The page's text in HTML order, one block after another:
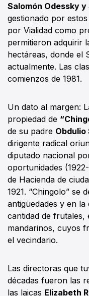
Salomón Odessky
gestionado por
por Vialidad como
permitieron adquirir
hectáreas, donde el
actualmente. Las
comienzos de 1981.
Un dato al margen:
propiedad de
de su padre Obdulio
dirigente radical
diputado nacional
oportunidades
de Hacienda de
1921. “Chingolo” se
antigüedades y en
cantidad de frutales,
mandarinos, cuyos
el vecindario.
Las directoras que
décadas fueron las
las laicas Elizabeth